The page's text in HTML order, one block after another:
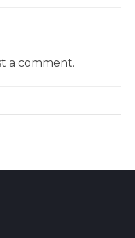
a comment.